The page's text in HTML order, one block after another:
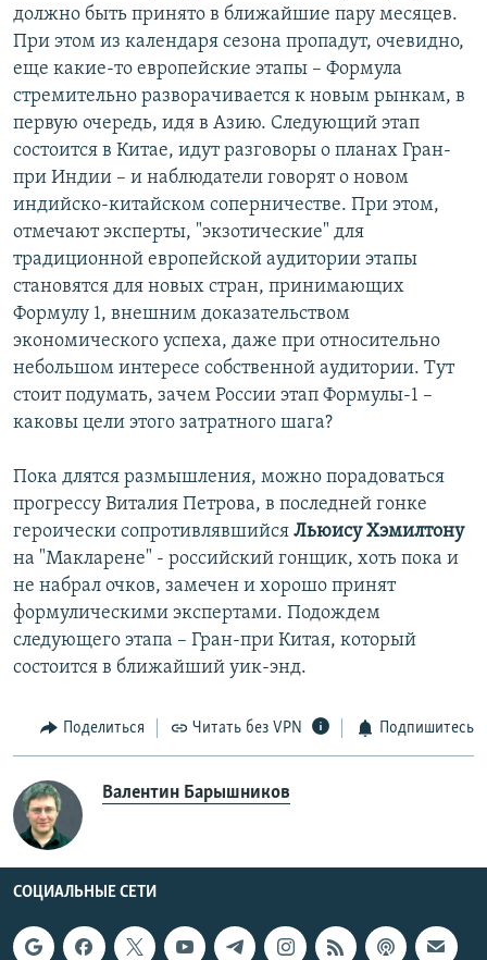
должно быть принято в ближайшие пару месяцев.
При этом из календаря сезона пропадут, очевидно,
еще какие-то европейские этапы – Формула
стремительно разворачивается к новым рынкам, в
первую очередь, идя в Азию. Следующий этап
состоится в Китае, идут разговоры о планах Гран-
при Индии – и наблюдатели говорят о новом
индийско-китайском соперничестве. При этом,
отмечают эксперты, "экзотические" для
традиционной европейской аудитории этапы
становятся для новых стран, принимающих
Формулу 1, внешним доказательством
экономического успеха, даже при относительно
небольшом интересе собственной аудитории. Тут
стоит подумать, зачем России этап Формулы-1 –
каковы цели этого затратного шага?
Пока длятся размышления, можно порадоваться
прогрессу Виталия Петрова, в последней гонке
героически сопротивлявшийся Льюису Хэмилтону
на "Макларене" - российский гонщик, хоть пока и
не набрал очков, замечен и хорошо принят
формулическими экспертами. Подождем
следующего этапа – Гран-при Китая, который
состоится в ближайший уик-энд.
Поделиться Читать без VPN Подпишитесь
Валентин Барышников
СОЦИАЛЬНЫЕ СЕТИ